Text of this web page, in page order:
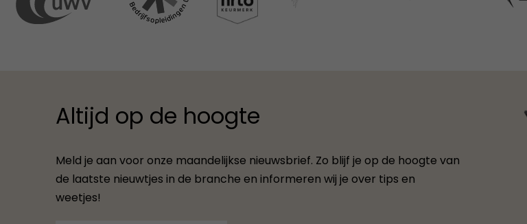
Altijd op de hoogte
Meld je aan voor onze maandelijkse nieuwsbrief. Zo blijf je op de hoogte van
de laatste nieuwtjes in de branche en informeren wij je over tips en
weetjes!